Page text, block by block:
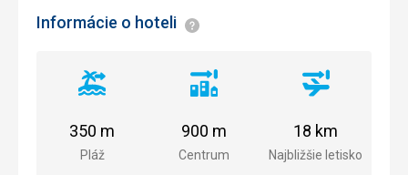
Informácie o hoteli Informácie
Vzdialenosť
pláže
Pláž
350 m
Vzdialenosť
centra
Centrum
900 m
Vzdialenosť
letiska
Najbližšie letisko
18 km